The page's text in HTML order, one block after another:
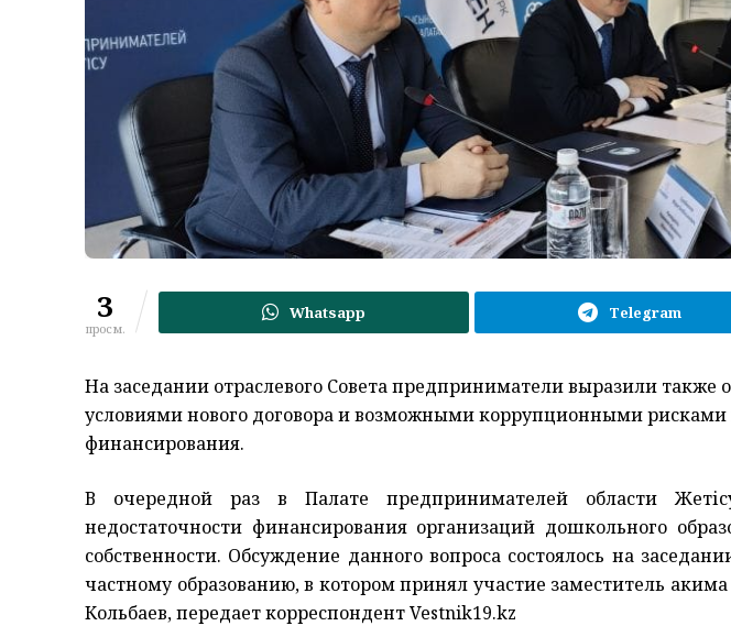
3
просм.
Whatsapp Telegram
На заседании отраслевого Совета предприниматели выразили также
условиями нового договора и возможными коррупционными рисками
финансирования.
В очередной раз в Палате предпринимателей области
недостаточности финансирования организаций дошкольного
собственности. Обсуждение данного вопроса состоялось на
частному образованию, в котором принял участие заместитель
Кольбаев, передает корреспондент Vestnik19.kz